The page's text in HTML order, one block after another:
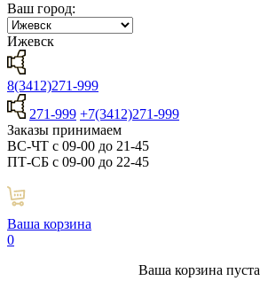
Ваш город:
Ижевск
8(3412)271-999
271-999 +7(3412)271-999
Заказы принимаем
ВС-ЧТ с 09-00 до 21-45
ПТ-СБ с 09-00 до 22-45
Ваша корзина
0
Ваша корзина пуста